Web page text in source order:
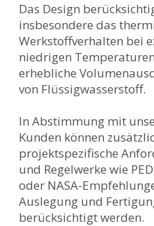
Das Design
insbesondere das
Werkstoffverhalten bei
niedrigen
erhebliche
von Flüssigwasserstoff.
In Abstimmung mit
Kunden können
projektspezifische
und Regelwerke wie
oder NASA-
Auslegung und
berücksichtigt werden.